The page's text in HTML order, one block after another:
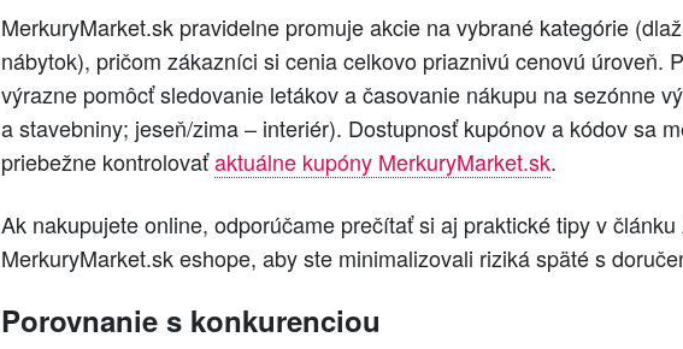
MerkuryMarket.sk pravidelne promuje akcie na vybrané kategórie
nábytok), pričom zákazníci si cenia celkovo priaznivú cenovú úroveň.
výrazne pomôcť sledovanie letákov a časovanie nákupu na sezónne
a stavebniny; jeseň/zima – interiér). Dostupnosť kupónov a kódov sa
priebežne kontrolovaťaktuálne kupóny MerkuryMarket.sk.
Ak nakupujete online, odporúčame prečítať si aj praktické tipy v
MerkuryMarket.sk eshope, aby ste minimalizovali riziká späté s
Porovnanie s konkurenciou